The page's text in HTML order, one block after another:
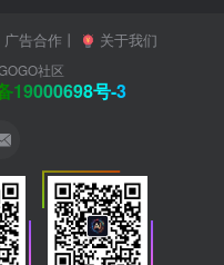
广告合作丨 关于我们
社区
19000698号-3